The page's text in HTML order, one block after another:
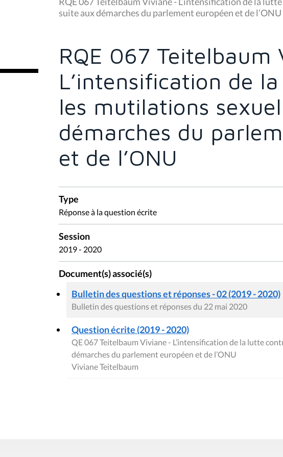
s
ê
suite aux démarches du parlement européen et de l’ONU
RQE 067 Teitelbaum
L’intensification de
les mutilations
démarches du
et de l’ONU
Type
Réponse à la question écrite
Session
2019 - 2020
Document(s) associé(s)
Bulletin des questions et réponses - 02 (2019 - 2020)
Bulletin des questions et réponses du 22 mai 2020
Question écrite (2019 - 2020)
QE 067 Teitelbaum Viviane - L’intensification de la lutte
démarches du parlement européen et de l’ONU
Viviane Teitelbaum